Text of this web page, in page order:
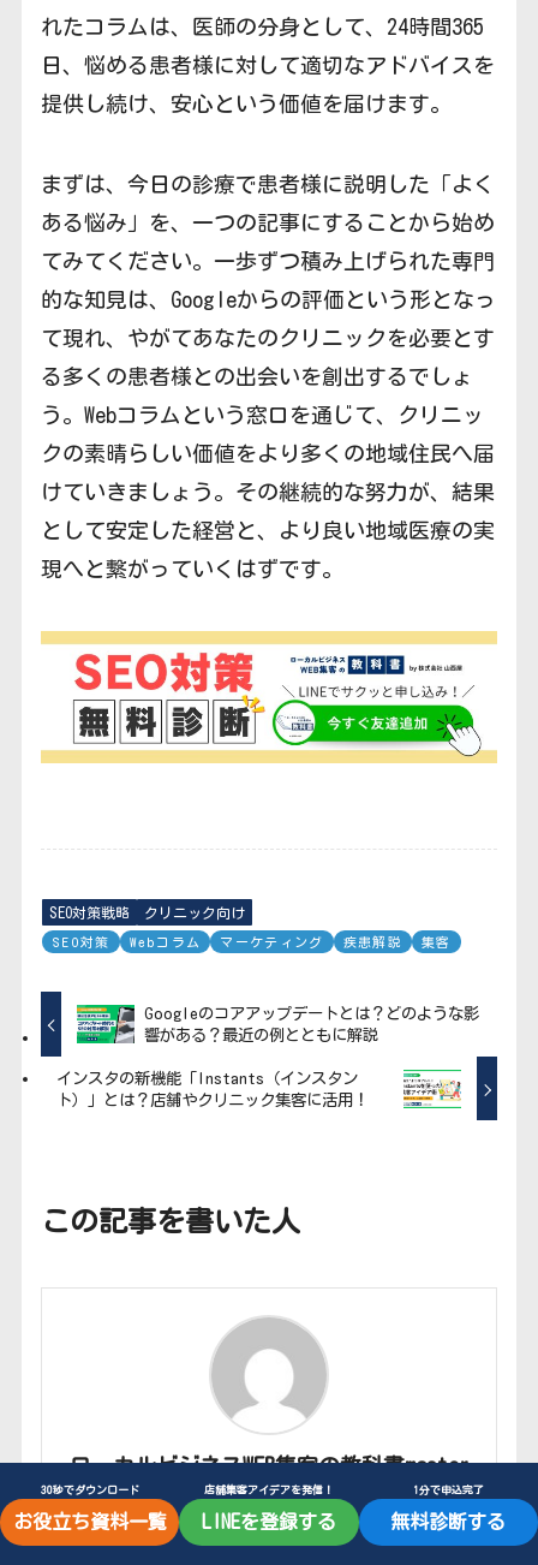
30秒でダウンロード
お役立ち資料一覧
店舗集客アイデアを発信！
LINEを登録する
1分で申込完了
無料診断する
れたコラムは、医師の分身として、24時間365
日、悩める患者様に対して適切なアドバイスを
提供し続け、安心という価値を届けます。
まずは、今日の診療で患者様に説明した「よく
ある悩み」を、一つの記事にすることから始め
てみてください。一歩ずつ積み上げられた専門
的な知見は、Googleからの評価という形となっ
て現れ、やがてあなたのクリニックを必要とす
る多くの患者様との出会いを創出するでしょ
う。Webコラムという窓口を通じて、クリニッ
クの素晴らしい価値をより多くの地域住民へ届
けていきましょう。その継続的な努力が、結果
として安定した経営と、より良い地域医療の実
現へと繋がっていくはずです。
SEO対策戦略 クリニック向け
SEO対策 Webコラム マーケティング 疾患解説 集客
Googleのコアアップデートとは？どのような影
響がある？最近の例とともに解説
インスタの新機能「Instants（インスタン
ト）」とは？店舗やクリニック集客に活用！
この記事を書いた人
ローカルビジネスWEB集客の教科書master